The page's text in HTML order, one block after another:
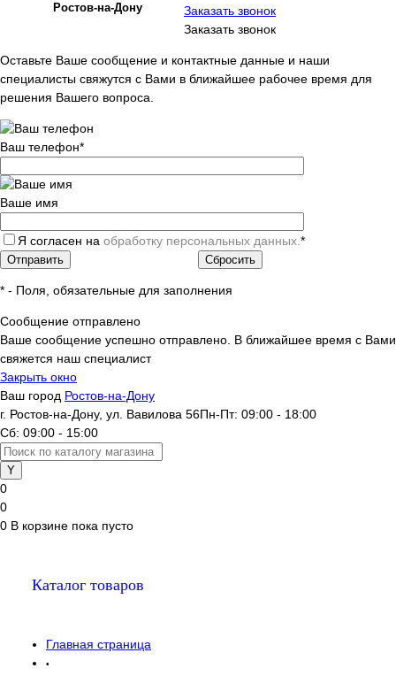
Ростов-на-Дону
Заказать звонок
Заказать звонок
Оставьте Ваше сообщение и контактные данные и наши
специалисты свяжутся с Вами в ближайшее рабочее время для
решения Вашего вопроса.
Ваш телефон*
Ваше имя
Я согласен на обработку персональных данных. *
* - Поля, обязательные для заполнения
Сообщение отправлено
Ваше сообщение успешно отправлено. В ближайшее время с Вами
свяжется наш специалист
Закрыть окно
Ваш город Ростов-на-Дону
г. Ростов-на-Дону, ул. Вавилова 56Пн-Пт: 09:00 - 18:00
Сб: 09:00 - 15:00
0
0
0 В корзине пока пусто
Каталог товаров
Главная страница
•